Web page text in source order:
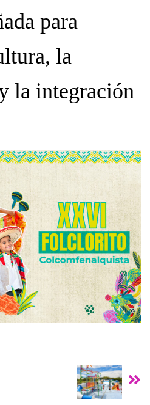
para
la
la integración